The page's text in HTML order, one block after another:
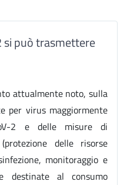
si può trasmettere
attualmente noto, sulla
per virus maggiormente
2 e delle misure di
delle risorse
monitoraggio e
destinate al consumo